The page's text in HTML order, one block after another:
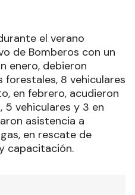
el verano
de Bomberos con un
enero, debieron
forestales, 8 vehiculares
en febrero, acudieron
5 vehiculares y 3 en
asistencia a
en rescate de
capacitación.